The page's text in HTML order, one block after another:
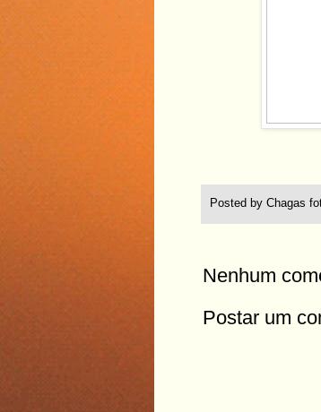
Posted by Chagas
Nenhum
Postar um